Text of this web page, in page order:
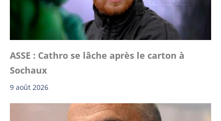
ASSE : Cathro se lâche après le carton à
Sochaux
9 août 2026